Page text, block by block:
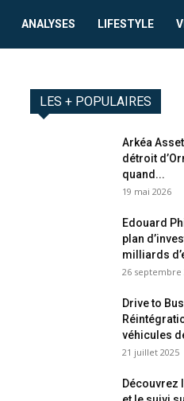
ANALYSES LIFESTYLE
LES + POPULAIRES
Arkéa
détroit
quand...
19 mai 2026
Edouard
plan
milliards
26 septembre
Drive to
véhicules
21 juillet 2025
Découvrez